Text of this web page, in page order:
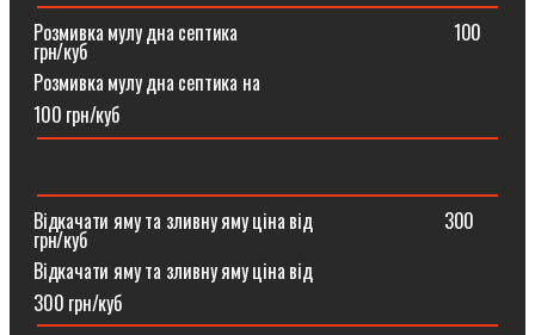
Розмивка мулу дна септика ⠀⠀⠀⠀⠀⠀⠀⠀⠀⠀⠀⠀⠀⠀⠀100
грн/куб
Розмивка мулу дна септика на
100 грн/куб
Відкачати яму та зливну яму ціна від ⠀⠀⠀⠀⠀⠀⠀⠀⠀300
грн/куб
Відкачати яму та зливну яму ціна від
300 грн/куб